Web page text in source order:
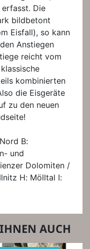
Die
bildbetont
Eisfall), so kann
Anstiegen
reicht vom
kombinierten
die Eisgeräte
zu den neuen
B:
und
Dolomiten /
H: Mölltal I:
AUCH